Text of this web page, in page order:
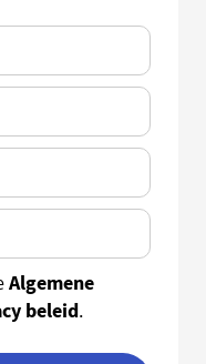
Algemene
beleid.